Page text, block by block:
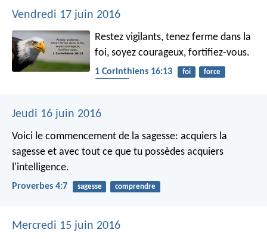
Vendredi 17 juin 2016
Restez vigilants, tenez ferme dans la
foi, soyez courageux, fortifiez-vous.
1 Corinthiens 16:13 foi
force
Jeudi 16 juin 2016
Voici le commencement de la sagesse: acquiers la
sagesse et avec tout ce que tu possèdes acquiers
l'intelligence.
Proverbes 4:7 sagesse comprendre
Mercredi 15 juin 2016